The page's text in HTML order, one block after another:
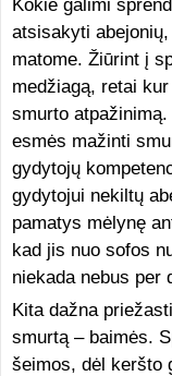
Kokie galimi
atsisakyti
matome. Žiūrint į
medžiagą, retai
smurto atpažinimą.
esmės mažinti
gydytojų
gydytojui nekiltų
pamatys mėlynę
kad jis nuo sofos
niekada nebus per
Kita dažna
smurtą – baimės.
šeimos, dėl keršto